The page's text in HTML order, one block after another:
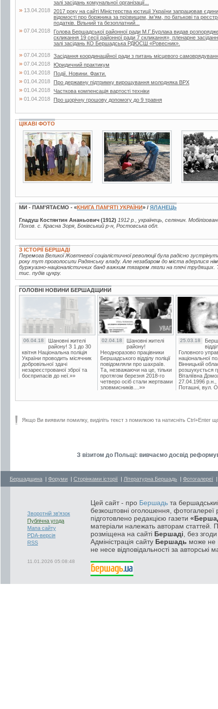
залі засідань комунальної організації...
» 13.04.2018 2017 року на сайті Міністерства юстиції України запрацював
відомості про боржника за прізвищем, ім’ям, по батькові та
податків. Вільний та безоплатний...
» 07.04.2018
Голова Бершадської районної ради М.Г.Бурлака видав
скликання 19 сесії районної ради 7 скликання», пленарне
залі засідань КО Бершадська РДЮСШ «Ровесник».
» 07.04.2018 Засідання координаційної ради з питань місцевого
» 07.04.2018 Юридичний практикум
» 01.04.2018 Події. Новини. Факти.
» 01.04.2018 Про державну підтримку вирощування молодняка ВРХ
» 01.04.2018 Часткова компенсація вартості техніки
» 01.04.2018 Про щорічну грошову допомогу до 9 травня
ЦІКАВІ ФОТО
3 фото 9 фото 2 фото
МИ - ПАМ’ЯТАЄМО - «КНИГА ПАМ’ЯТІ УКРАЇНИ» / ЯЛАНЕЦЬ
Гладуш Костянтин Ананьович (1912) 1912 р., українець, селянин.
Похов. с. Красна Зоря, Боківський р-н, Ростовська обл.
З ІСТОРІЇ БЕРШАДІ
Перемога Великої Жовтневої соціалістичної революції була радісно
року тут проголосили Радянську владу. Але незабаром до міста вдерлися
буржуазно-націоналістичних банд важким тягарем лягли на плечі трудящих.
тис. пудів цукру.
ГОЛОВНІ НОВИНИ БЕРШАДЩИНИ
06.04.18
Шановні жителі
району! З 1 до 30
квітня Національна поліція
України проводить місячник
добровільної здачі
незареєстрованої зброї та
боєприпасів до неї.»»
02.04.18
Шановні жителі
району!
Неодноразово працівники
Бершадського відділу поліції
повідомляли про шахраїв.
Та, незважаючи на це, тільки
протягом березня 2018-го
четверо осіб стали жертвами
зловмисників....»»
25.03.18
Головного
національної
Вінницькій
розшукується
Віталіївна
27.04.1996 р.н.,
Поташні, вул.
Якщо Ви виявили помилку, виділіть текст з помилкою та натисніть Ctrl+Enter
З візитом до Польщі: вивчаємо досвід
Бершадщина | Форуми | Сторінками історії | Літературна Бершадь | Фотогалереї
Зворотній зв'язок
Публічна угода
Мапа сайту
PDA-версія
RSS
11.01.2026 05:08:48
Цей сайт - про Бершадь та
безкоштовні оголошення, фотогалереї
підготовлено редакцією газети
матеріали належать авторам статтей.
розміщена на сайті Бершаді , без
Адміністрація сайту Бершадь може не
не несе відповідальності за авторські